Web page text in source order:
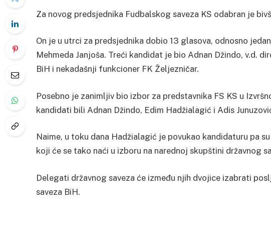
Za novog predsjednika Fudbalskog saveza KS odabran je
On je u utrci za predsjednika dobio 13 glasova, odnosno
Mehmeda Janjoša. Treći kandidat je bio Adnan Džindo, v.d.
BiH i nekadašnji funkcioner FK Željezničar.
Posebno je zanimljiv bio izbor za predstavnika FS KS u
kandidati bili Adnan Džindo, Edim Hadžialagić i Adis
Naime, u toku dana Hadžialagić je povukao kandidaturu pa
koji će se tako naći u izboru na narednoj skupštini državnog
Delegati državnog saveza će između njih dvojice izabrati
saveza BiH.